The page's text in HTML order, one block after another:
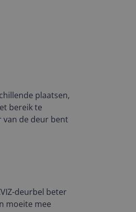
plaatsen,
bereik te
van de deur bent
deurbel beter
moeite mee